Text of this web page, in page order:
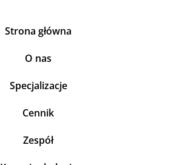
Strona główna
O nas
Specjalizacje
Cennik
Zespół